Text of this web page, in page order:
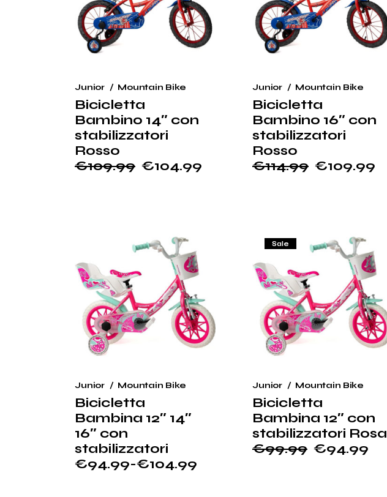
Bicicletta
Bambino 14″ con
stabilizzatori
Rosso
€109.99
Il
€104.99
Il
Junior Mountain Bike
Bicicletta
Bambino 16″ con
stabilizzatori
Rosso
€114.99
Il
€109.99
Il
Junior Mountain Bike
Bicicletta
Bambina 12″ 14″
16″ con
stabilizzatori
€94.99-€104.99
Fascia
Junior Mountain Bike
Sale
Bicicletta
Bambina 12″ con
stabilizzatori Rosa
€99.99
Il
€94.99
Il
Junior Mountain Bike